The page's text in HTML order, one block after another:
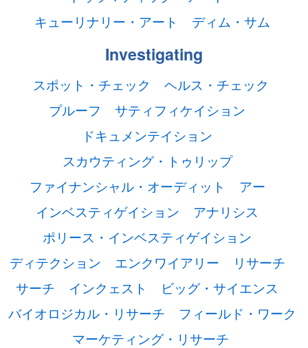
キューリナリー・アート
ディム・サム
Investigating
スポット・チェック
ヘルス・チェック
プルーフ
サティフィケイション
ドキュメンテイション
スカウティング・トゥリップ
ファイナンシャル・オーディット
アー
インベスティゲイション
アナリシス
ポリース・インベスティゲイション
ディテクション
エンクワイアリー
リサーチ
サーチ
インクェスト
ビッグ・サイエンス
バイオロジカル・リサーチ
フィールド・ワーク
マーケティング・リサーチ